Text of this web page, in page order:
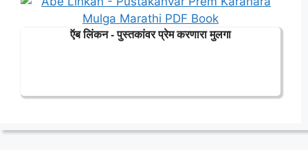
ऍब लिंकन - पुस्तकांवर प्रेम करणारा मुलगा